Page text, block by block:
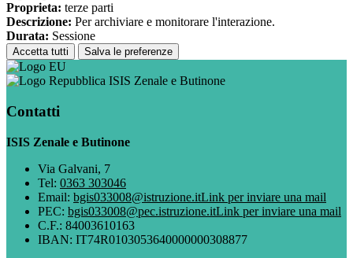
Proprieta: terze parti
Descrizione: Per archiviare e monitorare l'interazione.
Durata: Sessione
Accetta tutti Salva le preferenze
ISIS Zenale e Butinone
Contatti
ISIS Zenale e Butinone
Via Galvani, 7
Tel: 0363 303046
Email: bgis033008@istruzione.itLink per inviare una mail
PEC: bgis033008@pec.istruzione.itLink per inviare una mail
C.F.: 84003610163
IBAN: IT74R0103053640000000308877